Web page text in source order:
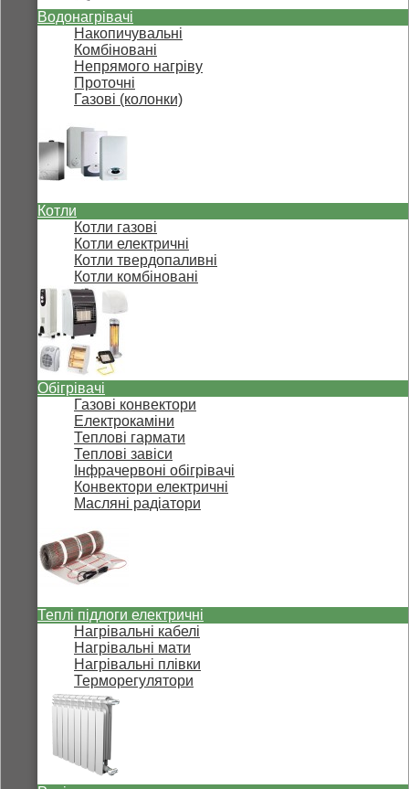
Водонагрівачі
Накопичувальні
Комбіновані
Непрямого нагріву
Проточні
Газові (колонки)
Котли
Котли газові
Котли електричні
Котли твердопаливні
Котли комбіновані
Обігрівачі
Газові конвектори
Електрокаміни
Теплові гармати
Теплові завіси
Інфрачервоні обігрівачі
Конвектори електричні
Масляні радіатори
Теплі підлоги електричні
Нагрівальні кабелі
Нагрівальні мати
Нагрівальні плівки
Терморегулятори